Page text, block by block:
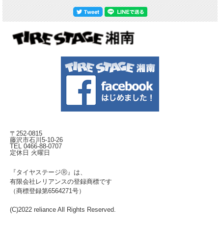
〒252-0815
藤沢市石川5-10-26
TEL 0466-88-0707
定休日 火曜日
『タイヤステージⓇ』は、
有限会社レリアンスの登録商標です
（商標登録第6564271号）
(C)2022 reliance All Rights Reserved.